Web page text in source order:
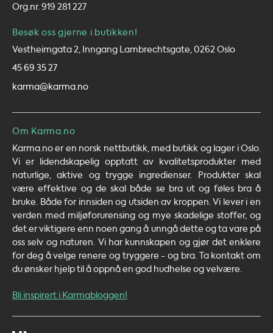
Org.nr. 919 281 227
Besøk oss gjerne i butikken!
Vestheimgata 2, Inngang Lambrechtsgate, 0262 Oslo
45 69 35 27
karma@karma.no
Om Karma.no
Karma.no er en norsk nettbutikk, med butikk og lager i Oslo.
Vi er lidendskapelig opptatt av kvalitetsprodukter med
naturlige, aktive og trygge ingredienser. Produkter skal
være effektive og de skal både se bra ut og føles bra å
bruke. Både for innsiden og utsiden av kroppen. Vi lever i en
verden med miljøforurensing og mye skadelige stoffer, og
det er viktigere enn noen gang å unngå dette og ta vare på
oss selv og naturen. Vi har kunnskapen og gjør det enklere
for deg å velge renere og tryggere - og bra. Ta kontakt om
du ønsker hjelp til å oppnå en god hudhelse og velvære.
Bli inspirert i Karmabloggen!